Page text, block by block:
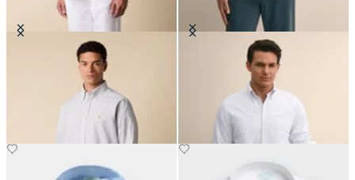
Chemise Regular Fit en seersucker
avec col Button Down
Chemise Regular Fit en Oxford
avec col Button Down